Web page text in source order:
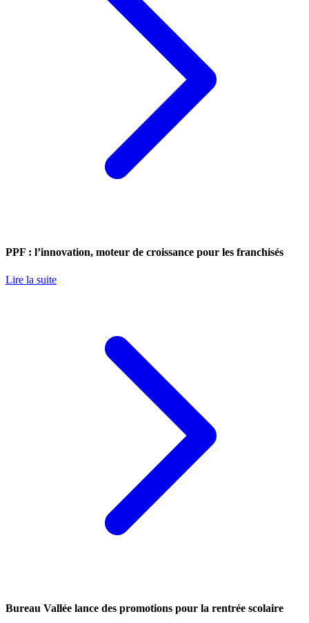
PPF : l’innovation, moteur de croissance pour les franchisés
Lire la suite
Bureau Vallée lance des promotions pour la rentrée scolaire